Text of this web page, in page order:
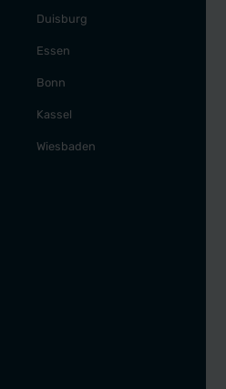
Duisburg
Essen
Bonn
Kassel
Wiesbaden